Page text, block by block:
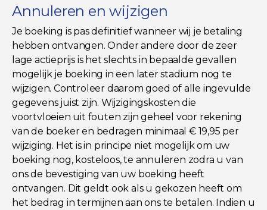
Annuleren en wijzigen
Je boeking is pas definitief wanneer wij je betaling
hebben ontvangen. Onder andere door de zeer
lage actieprijs is het slechts in bepaalde gevallen
mogelijk je boeking in een later stadium nog te
wijzigen. Controleer daarom goed of alle ingevulde
gegevens juist zijn. Wijzigingskosten die
voortvloeien uit fouten zijn geheel voor rekening
van de boeker en bedragen minimaal € 19,95 per
wijziging. Het is in principe niet mogelijk om uw
boeking nog, kosteloos, te annuleren zodra u van
ons de bevestiging van uw boeking heeft
ontvangen. Dit geldt ook als u gekozen heeft om
het bedrag in termijnen aan ons te betalen. Indien u